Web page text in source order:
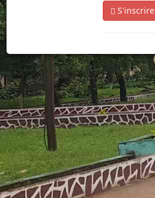
S'inscrire